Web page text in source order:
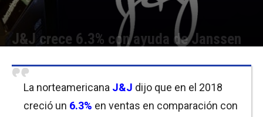
J&J crece 6.3% con ayuda de Janssen
La norteamericana J&J dijo que en el 2018
creció un 6.3% en ventas en comparación con